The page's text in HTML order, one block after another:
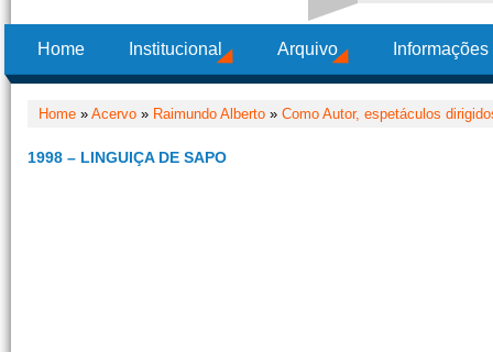
Home Institucional Arquivo
Home » Acervo » Raimundo Alberto » Como Autor, espetáculos
1998 – LINGUIÇA DE SAPO